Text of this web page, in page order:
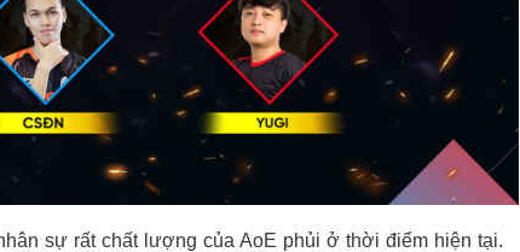
sự rất chất lượng của AoE phủi ở thời điểm hiện tại.